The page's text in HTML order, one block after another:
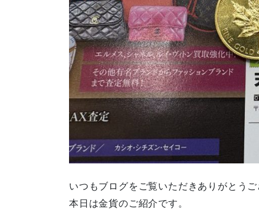
いつもブログをご覧いただきありがとうご
本日は金貨のご紹介です。